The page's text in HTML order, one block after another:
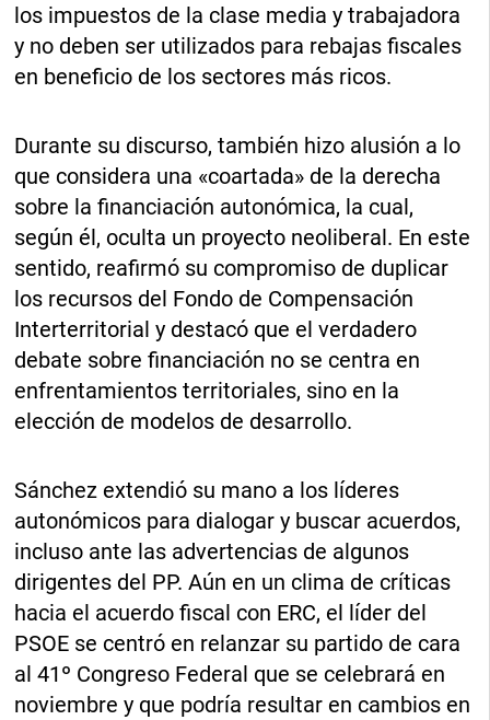
los impuestos de la clase media y trabajadora
y no deben ser utilizados para rebajas fiscales
en beneficio de los sectores más ricos.
Durante su discurso, también hizo alusión a lo
que considera una «coartada» de la derecha
sobre la financiación autonómica, la cual,
según él, oculta un proyecto neoliberal. En este
sentido, reafirmó su compromiso de duplicar
los recursos del Fondo de Compensación
Interterritorial y destacó que el verdadero
debate sobre financiación no se centra en
enfrentamientos territoriales, sino en la
elección de modelos de desarrollo.
Sánchez extendió su mano a los líderes
autonómicos para dialogar y buscar acuerdos,
incluso ante las advertencias de algunos
dirigentes del PP. Aún en un clima de críticas
hacia el acuerdo fiscal con ERC, el líder del
PSOE se centró en relanzar su partido de cara
al 41º Congreso Federal que se celebrará en
noviembre y que podría resultar en cambios en